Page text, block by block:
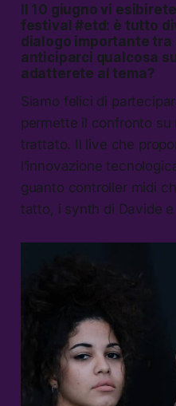
Il 10 giugno vi
festival #etd: è tutto
dialogo importante
anticiparci qualcosa
adatterete al tema?
Siamo felici di
permette il confronto
trattato. Il live che
l’innovazione
guanto controller midi
tatto, i synth di Davide